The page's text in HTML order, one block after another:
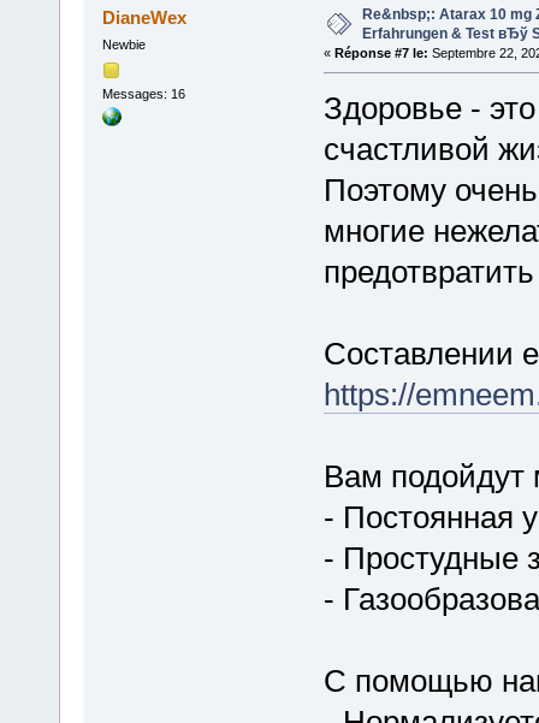
DianeWex
Newbie
Messages: 16
Re&nbsp;: Atarax 10 mg
Erfahrungen & Test вЂў
« Réponse #7 le: Septembre 22,
Здоровье -
счастливой
Поэтому
многие
Составлении
https://
Вам подойдут
- Постоянная
- Простудные
-
С помощью